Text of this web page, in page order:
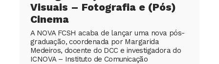
Visuais – Fotografia e (Pós)
Cinema
A NOVA FCSH acaba de lançar uma nova pós-
graduação, coordenada por Margarida
Medeiros, docente do DCC e investigadora do
ICNOVA – Instituto de Comunicação